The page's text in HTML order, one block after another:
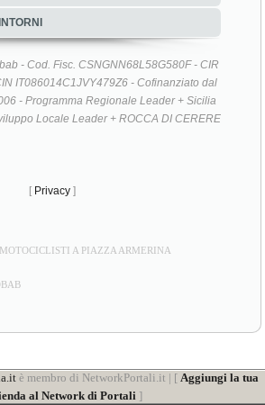
- Cod. Fisc. CSNGNN68L58G580F - CIR
IT086014C1JVY479Z6 - Cofinanziato dal
- Programma Regionale Leader + Sicilia
Locale Leader + ROCCA DI CERERE
[ Privacy ]
A PIAZZA ARMERINA
è membro di NetworkPortali.it | [ Aggiungi la tua
al Network di Portali]